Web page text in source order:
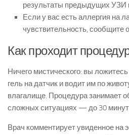
результаты предыдущих УЗИ
Если у вас есть аллергия на
чувствительность, сообщите
Как проходит
Ничего мистического: вы
гель на датчик и водит им по
влагалище. Процедура занимает
сложных ситуациях — до 30
Врач комментирует увиденное на